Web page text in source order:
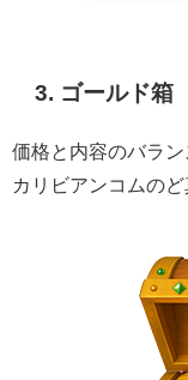
3. ゴールド箱
価格と内容のバラン
カリビアンコムの